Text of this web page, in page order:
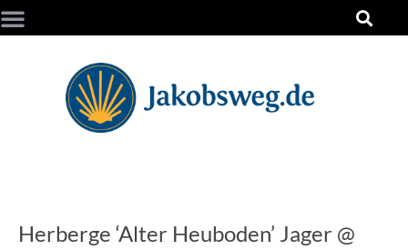
Herberge ‘Alter Heuboden’ Jager @